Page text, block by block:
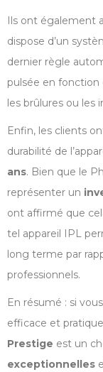
Ils ont également
dispose d’un
dernier règle
pulsée en fonction
les brûlures ou les
Enfin, les clients
durabilité de
ans. Bien que le
représenter un
ont affirmé que
tel appareil IPL
long terme par
professionnels.
En résumé : si
efficace et
Prestige est un
exceptionnelles